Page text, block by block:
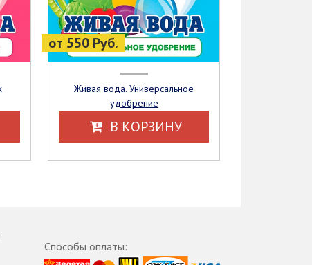
от 550 Руб.
Живая вода. Универсальное
удобрение
В КОРЗИНУ
Способы оплаты: